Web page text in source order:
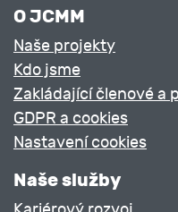
O JCMM
Naše projekty
Kdo jsme
Zakládající členové a
GDPR a cookies
Nastavení cookies
Naše služby